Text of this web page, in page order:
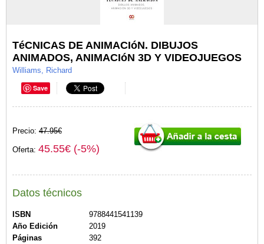
TéCNICAS DE ANIMACIóN. DIBUJOS
ANIMADOS, ANIMACIóN 3D Y VIDEOJUEGOS
Williams, Richard
Save
Precio: 47.95€
Oferta: 45.55€ (-5%)
Datos técnicos
ISBN
9788441541139
Año Edición
2019
Páginas
392